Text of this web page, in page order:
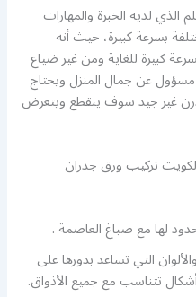
الذي لديه الخبرة والمهارات
بسرعة كبيرة، حيث أنه
كبيرة للغاية ومن غير ضياع
عن جمال المنزل ويحتاج
غير جيد سوف ينقطع ويتعرض
تركيب ورق جدران
لها مع صباغ العاصمة .
التي تساعد بدورها على
تتناسب مع جميع الأذواق.